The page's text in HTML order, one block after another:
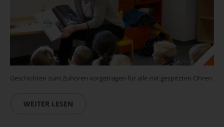
Geschichten zum Zuhören vorgetragen für alle mit gespitzten Ohren
WEITER LESEN